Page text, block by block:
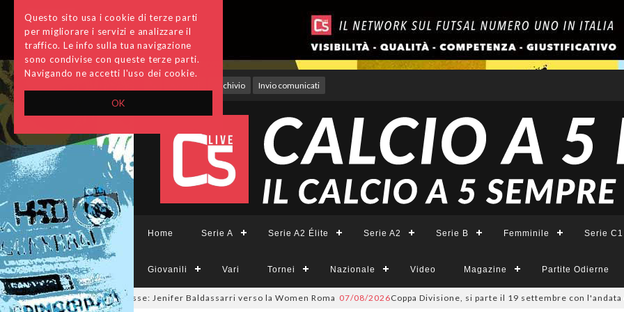
OK
Questo sito usa i cookie di terze parti
per migliorare i servizi e analizzare il
traffico. Le info sulla tua navigazione
sono condivise con queste terze parti.
Navigando ne accetti l'uso dei cookie.
Archivio Invio comunicati
Home Serie A Serie A2 Élite Serie A2 Serie B Femminile Serie C1
Giovanili Vari Tornei Nazionale Video Magazine Partite Odierne
a tinte giallorosse: Jenifer Baldassarri verso la Women Roma 07/08/2026Coppa Divisione, si parte il 19 settembre con l'andata del